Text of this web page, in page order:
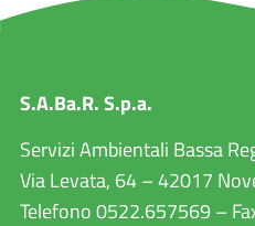
S.A.Ba.R. S.p.a.
Servizi Ambientali Bassa
Via Levata, 64 – 42017
Telefono 0522.657569 –